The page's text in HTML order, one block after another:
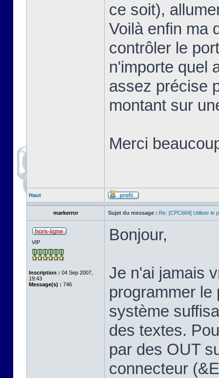
ce soit),
Voilà enfin ma
contrôler le
n'importe quel
assez précise
montant sur
Merci
Haut
markerror Sujet du message : Re: [CPC664] Utiliser le
VIP
Inscription : 04 Sep 2007,
19:43
Message(s) : 746
Bonjour,
Je n'ai jamais
programmer le
système
des textes.
par des OUT
connecteur